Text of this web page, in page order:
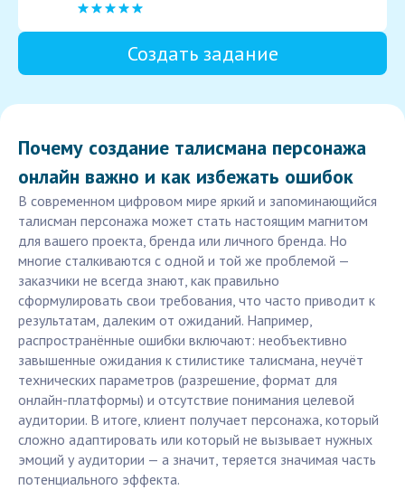
Создать задание
Почему создание талисмана персонажа
онлайн важно и как избежать ошибок
В современном цифровом мире яркий и запоминающийся
талисман персонажа может стать настоящим магнитом
для вашего проекта, бренда или личного бренда. Но
многие сталкиваются с одной и той же проблемой —
заказчики не всегда знают, как правильно
сформулировать свои требования, что часто приводит к
результатам, далеким от ожиданий. Например,
распространённые ошибки включают: необъективно
завышенные ожидания к стилистике талисмана, неучёт
технических параметров (разрешение, формат для
онлайн-платформы) и отсутствие понимания целевой
аудитории. В итоге, клиент получает персонажа, который
сложно адаптировать или который не вызывает нужных
эмоций у аудитории — а значит, теряется значимая часть
потенциального эффекта.